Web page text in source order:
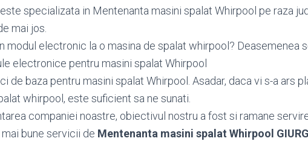
specializata in Mentenanta masini spalat Whirpool pe raza
mai jos.
modul electronic la o masina de spalat whirpool? Deasemenea
electronice pentru masini spalat Whirpool
de baza pentru masini spalat Whirpool. Asadar, daca vi s-a ars
whirpool, este suficient sa ne sunati.
companiei noastre, obiectivul nostru a fost si ramane
bune servicii de Mentenanta masini spalat Whirpool